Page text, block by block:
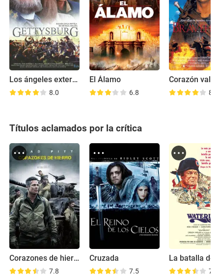
Los ángeles exterminadores
8.0
El Álamo
6.8
Corazón
8.2
Títulos aclamados por la crítica
Corazones de hierro
7.8
Cruzada
7.5 7.2